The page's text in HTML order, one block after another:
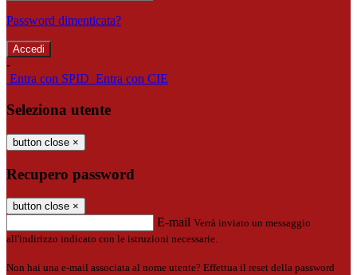
Password dimenticata?
-
Entra con SPID Entra con CIE
Seleziona utente
button close ×
Recupero password
button close ×
E-mail Verrà inviato un messaggio
all'indirizzo indicato con le istruzioni necessarie.
Non hai una e-mail associata al nome utente? Effettua il reset della password